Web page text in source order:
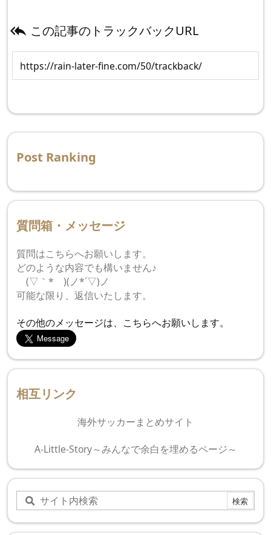
 この記事のトラックバックURL
Post Ranking
質問箱・メッセージ
質問はこちらへお願いします。
どのような内容でも構いません♪
ゝ(▽｀*ゝ)(ノ*´▽)ノ
可能な限り、返信いたします。
その他のメッセージは、こちらへお願いします。
相互リンク
海外サッカーまとめサイト
A-Little-Story～みんなで余白を埋めるページ～